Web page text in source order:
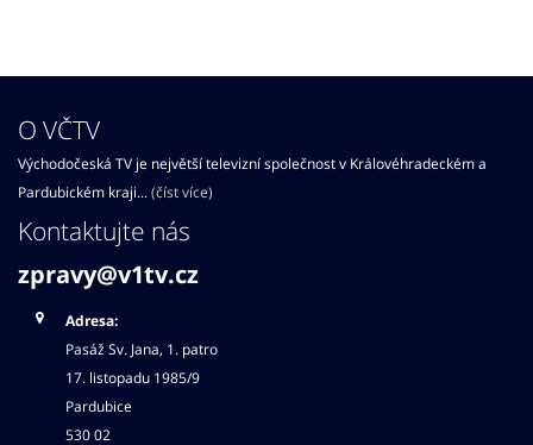
O VČTV
Východočeská TV je největší televizní společnost v Královéhradeckém a
Pardubickém kraji...(číst více)
Kontaktujte nás
zpravy@v1tv.cz
Adresa:
Pasáž Sv. Jana, 1. patro
17. listopadu 1985/9
Pardubice
530 02